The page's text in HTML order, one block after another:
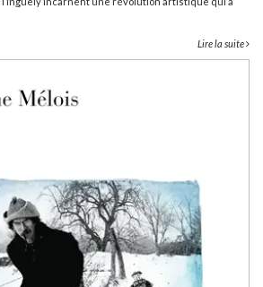
Lire la suite